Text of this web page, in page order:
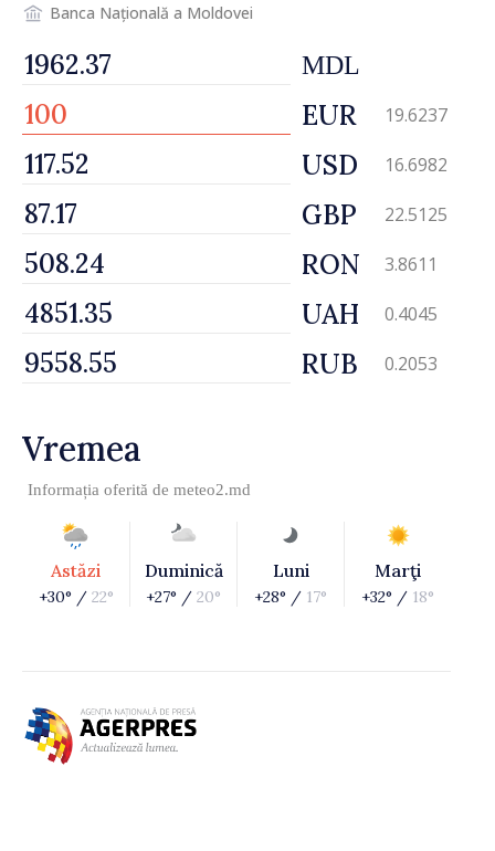
Banca Națională a Moldovei
MDL
EUR 19.6237
USD 16.6982
GBP 22.5125
RON 3.8611
UAH 0.4045
RUB 0.2053
Vremea
Informația oferită de meteo2.md
Astăzi
+30° / 22°
Duminică
+27° / 20°
Luni
+28° / 17°
Marţi
+32° / 18°